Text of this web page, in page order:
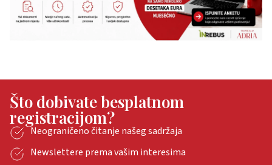
Što dobivate besplatnom
registracijom?
Neograničeno čitanje našeg sadržaja
Newslettere prema vašim interesima